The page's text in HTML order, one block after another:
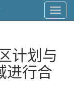
计划与
进行合